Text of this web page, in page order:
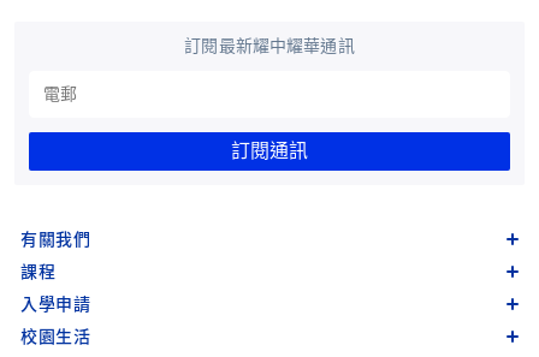
訂閱最新耀中耀華通訊
訂閱通訊
有關我們
課程
入學申請
校園生活